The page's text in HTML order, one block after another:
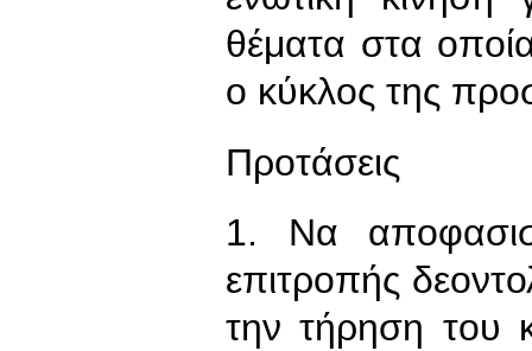
θέματα στα
ο κύκλος της
Προτάσεις
1. Να
επιτροπής
την τήρηση του